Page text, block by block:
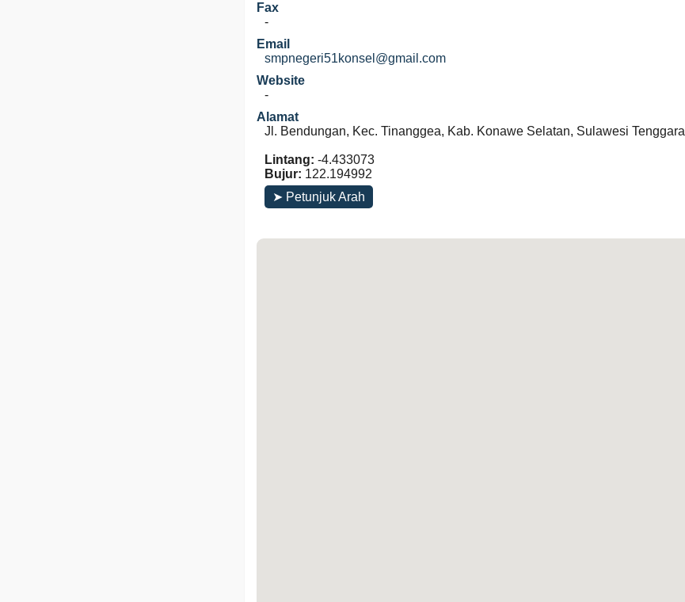
Fax
-
Email
smpnegeri51konsel@gmail.com
Website
-
Alamat
Jl. Bendungan, Kec. Tinanggea, Kab. Konawe Selatan, Sulawesi Tenggara
Lintang: -4.433073
Bujur: 122.194992
➤ Petunjuk Arah